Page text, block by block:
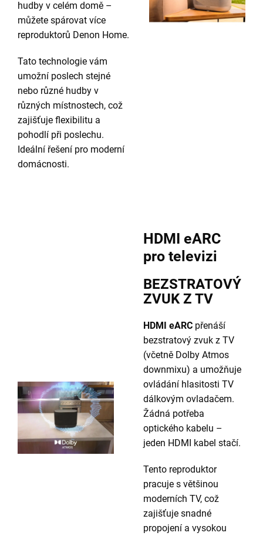
hudby v celém domě –
můžete spárovat více
reproduktorů Denon Home.
Tato technologie vám
umožní poslech stejné
nebo různé hudby v
různých místnostech, což
zajišťuje flexibilitu a
pohodlí při poslechu.
Ideální řešení pro moderní
domácnosti.
HDMI eARC
pro televizi
BEZSTRATOVÝ
ZVUK Z TV
HDMI eARC přenáší
bezstratový zvuk z TV
(včetně Dolby Atmos
downmixu) a umožňuje
ovládání hlasitosti TV
dálkovým ovladačem.
Žádná potřeba
optického kabelu –
jeden HDMI kabel stačí.
Tento reproduktor
pracuje s většinou
moderních TV, což
zajišťuje snadné
propojení a vysokou